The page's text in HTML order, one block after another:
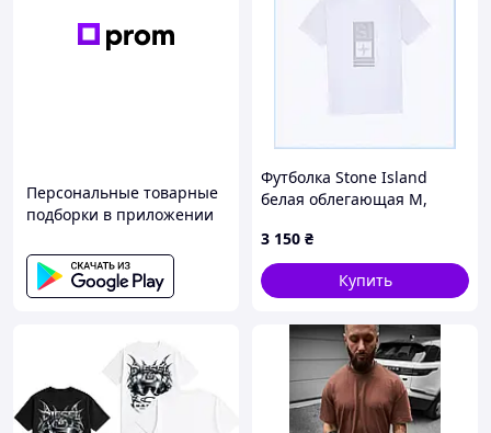
Персональные товарные
подборки в приложении
Футболка Stone Island
белая облегающая M,
3 150 ₴
Купить